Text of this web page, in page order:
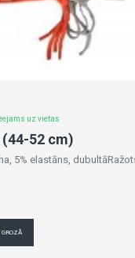
uz vietas
(44-52 cm)
5% elastāns,